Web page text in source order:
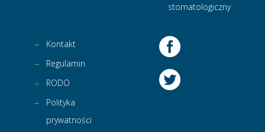
stomatologiczny
Kontakt
Regulamin
RODO
Polityka
prywatności